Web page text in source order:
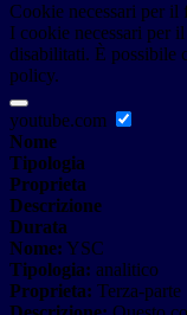
Cookie necessari per il
I cookie necessari per
disabilitati. È possibile
policy.
youtube.com
Nome
Tipologia
Proprieta
Descrizione
Durata
Nome: YSC
Tipologia: analitico
Proprieta: Terza-parte